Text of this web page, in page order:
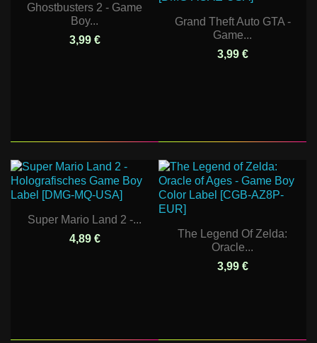
Ghostbusters 2 - Game
Boy...
3,99 €
Grand Theft Auto GTA -
Game...
3,99 €
Super Mario Land 2 -...
4,89 €
The Legend Of Zelda:
Oracle...
3,99 €